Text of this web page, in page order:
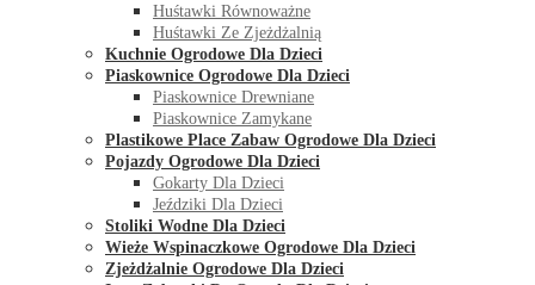
Huśtawki Równoważne
Huśtawki Ze Zjeżdżalnią
Kuchnie Ogrodowe Dla Dzieci
Piaskownice Ogrodowe Dla Dzieci
Piaskownice Drewniane
Piaskownice Zamykane
Plastikowe Place Zabaw Ogrodowe Dla Dzieci
Pojazdy Ogrodowe Dla Dzieci
Gokarty Dla Dzieci
Jeździki Dla Dzieci
Stoliki Wodne Dla Dzieci
Wieże Wspinaczkowe Ogrodowe Dla Dzieci
Zjeżdżalnie Ogrodowe Dla Dzieci